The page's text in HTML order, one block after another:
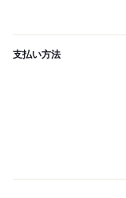
支払い方法